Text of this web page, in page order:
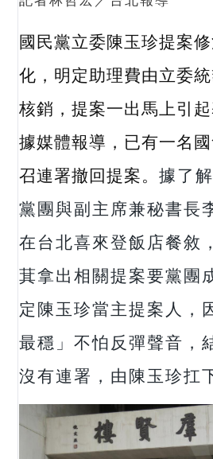
國民黨立委陳玉珍提案
化，明定助理費由立委
核銷，提案一出馬上引起
據媒體報導，已有一名
召連署撤回提案。 據了
黨團與副主席兼秘書長
在台北喜來登飯店餐敘
萁拿出相關提案要黨團
定陳玉珍當主提案人，
最穩」不怕反彈聲音，
沒有連署，由陳玉珍扛